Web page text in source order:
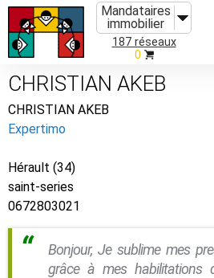
Mandataires
immobilier
187 réseaux
0
CHRISTIAN AKEB
CHRISTIAN AKEB
Expertimo
Hérault (34)
saint-series
0672803021
Bonjour, Je sublime mes
grâce à mes habilitations